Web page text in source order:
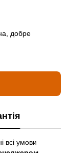
добре
всі умови